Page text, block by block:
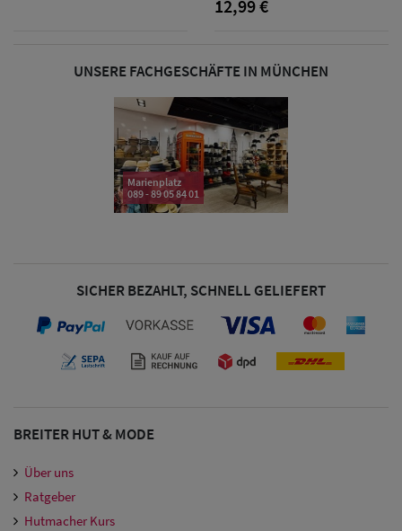
Damen Caps
Großgrößen
12,99 €
UNSERE FACHGESCHÄFTE IN MÜNCHEN
Marienplatz
089 - 89 05 84 01
SICHER BEZAHLT, SCHNELL GELIEFERT
BREITER HUT & MODE
Über uns
Ratgeber
Hutmacher Kurs